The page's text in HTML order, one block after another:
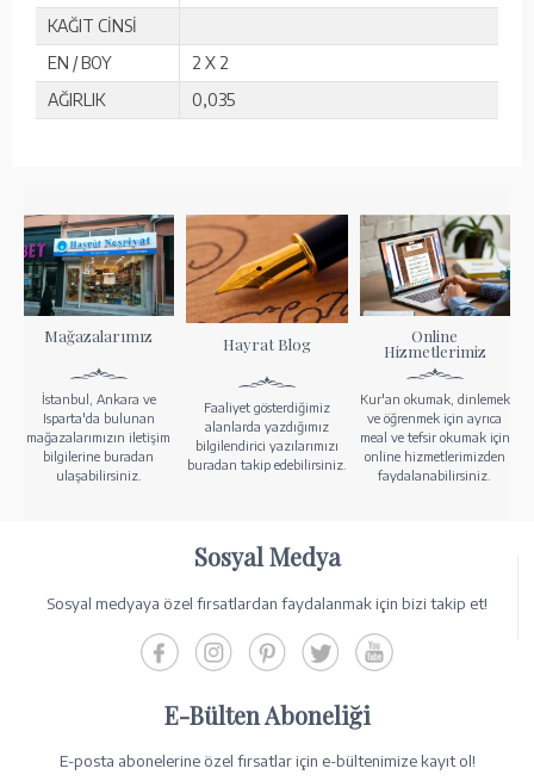
KAĞIT CİNSİ
EN / BOY
2 X 2
AĞIRLIK
0,035
Mağazalarımız
İstanbul, Ankara ve
Isparta'da bulunan
mağazalarımızın iletişim
bilgilerine buradan
ulaşabilirsiniz.
Hayrat Blog
Faaliyet gösterdiğimiz
alanlarda yazdığımız
bilgilendirici yazılarımızı
buradan takip edebilirsiniz.
Online
Hizmetlerimiz
Kur'an okumak, dinlemek
ve öğrenmek için ayrıca
meal ve tefsir okumak için
online hizmetlerimizden
faydalanabilirsiniz.
Sosyal Medya
Sosyal medyaya özel fırsatlardan faydalanmak için bizi takip et!
E-Bülten Aboneliği
E-posta abonelerine özel fırsatlar için e-bültenimize kayıt ol!